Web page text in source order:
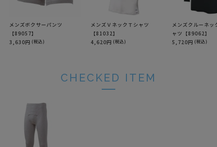
メンズボクサーパンツ
【89057】
3,630円 (税込)
メンズＶネックＴシャツ
【81032】
4,620円 (税込)
メンズクルーネッ
ャツ【89062】
5,720円 (税込)
CHECKED ITEM